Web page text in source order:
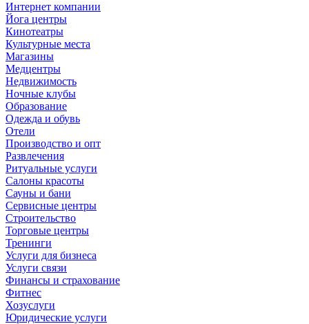
Интернет компании
Йога центры
Кинотеатры
Культурные места
Магазины
Медцентры
Недвижимость
Ночные клубы
Образование
Одежда и обувь
Отели
Производство и опт
Развлечения
Ритуальные услуги
Салоны красоты
Сауны и бани
Сервисные центры
Строительство
Торговые центры
Тренинги
Услуги для бизнеса
Услуги связи
Финансы и страхование
Фитнес
Хозуслуги
Юридические услуги